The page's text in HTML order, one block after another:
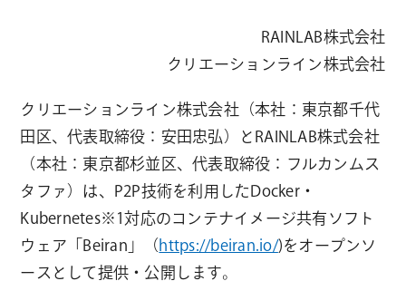
RAINLAB株式会社
クリエーションライン株式会社
クリエーションライン株式会社（本社：東京都千代
田区、代表取締役：安田忠弘）とRAINLAB株式会社
（本社：東京都杉並区、代表取締役：フルカンムス
タファ）は、P2P技術を利用したDocker・
Kubernetes※1対応のコンテナイメージ共有ソフト
ウェア「Beiran」（ https://beiran.io/)をオープンソ
ースとして提供・公開します。